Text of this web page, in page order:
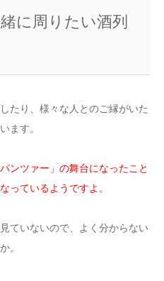
に周りたい酒列
たり、様々な人とのご縁がいた
ます。
ンツァー」の舞台になったこと
っているようですよ。
ていないので、よく分からない
。